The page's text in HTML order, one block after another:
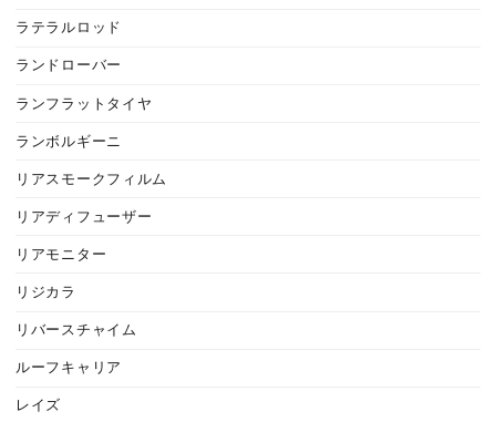
ラテラルロッド
ランドローバー
ランフラットタイヤ
ランボルギーニ
リアスモークフィルム
リアディフューザー
リアモニター
リジカラ
リバースチャイム
ルーフキャリア
レイズ